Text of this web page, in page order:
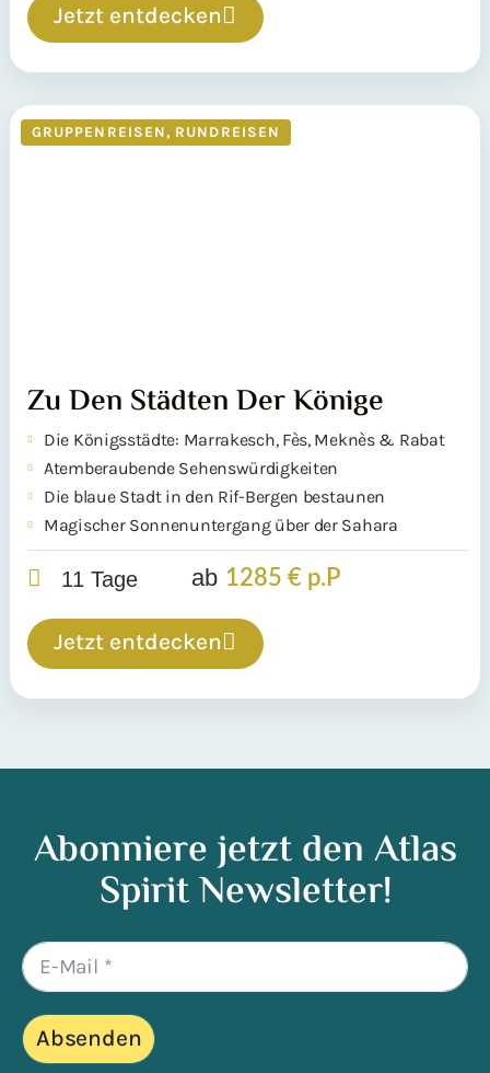
Jetzt entdecken
GRUPPENREISEN, RUNDREISEN
Zu Den Städten Der Könige
Die Königsstädte: Marrakesch, Fès, Meknès & Rabat
Atemberaubende Sehenswürdigkeiten
Die blaue Stadt in den Rif-Bergen bestaunen
Magischer Sonnenuntergang über der Sahara
11 Tage ab 1285 € p.P
Jetzt entdecken
Abonniere jetzt den Atlas
Spirit Newsletter!
Absenden